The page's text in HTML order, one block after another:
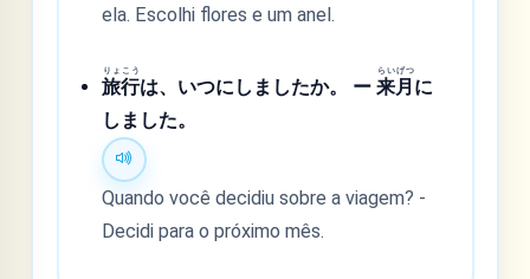
ela. Escolhi flores e um anel.
旅
りょ
行
こう
は、いつにしましたか。 ー来
らい
月
げつ
に
しました。
Quando você decidiu sobre a viagem? -
Decidi para o próximo mês.